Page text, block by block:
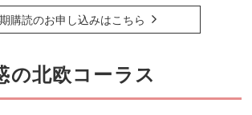
購読のお申し込みはこちら
の北欧コーラス